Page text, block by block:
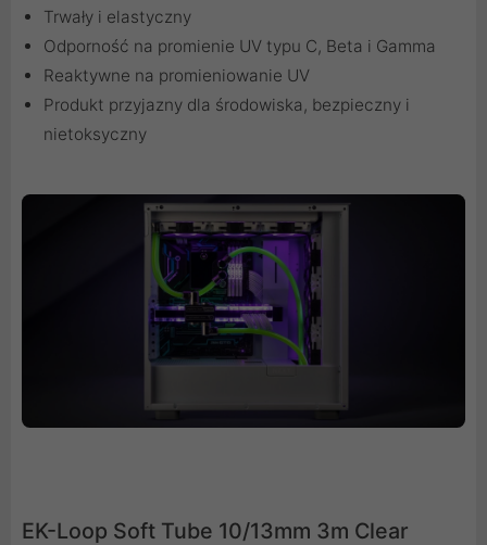
Trwały i elastyczny
Odporność na promienie UV typu C, Beta i Gamma
Reaktywne na promieniowanie UV
Produkt przyjazny dla środowiska, bezpieczny i
nietoksyczny
EK-Loop Soft Tube 10/13mm 3m Clear